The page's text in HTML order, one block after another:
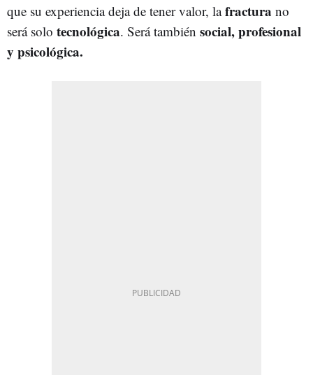
que su experiencia deja de tener valor, lafractura no
será solo tecnológica. Será también social, profesional
y psicológica.